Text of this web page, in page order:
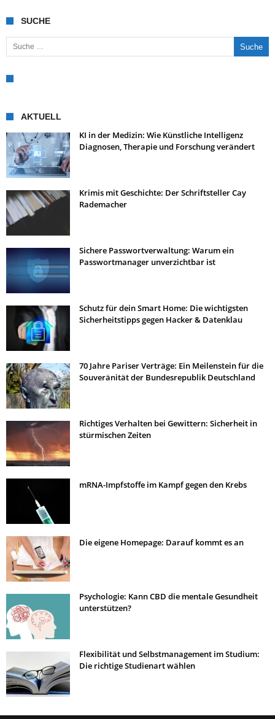
SUCHE
Suche nach:
AKTUELL
KI in der Medizin: Wie Künstliche Intelligenz
Diagnosen, Therapie und Forschung verändert
Krimis mit Geschichte: Der Schriftsteller Cay
Rademacher
Sichere Passwortverwaltung: Warum ein
Passwortmanager unverzichtbar ist
Schutz für dein Smart Home: Die wichtigsten
Sicherheitstipps gegen Hacker & Datenklau
70 Jahre Pariser Verträge: Ein Meilenstein für die
Souveränität der Bundesrepublik Deutschland
Richtiges Verhalten bei Gewittern: Sicherheit in
stürmischen Zeiten
mRNA-Impfstoffe im Kampf gegen den Krebs
Die eigene Homepage: Darauf kommt es an
Psychologie: Kann CBD die mentale Gesundheit
unterstützen?
Flexibilität und Selbstmanagement im Studium:
Die richtige Studienart wählen